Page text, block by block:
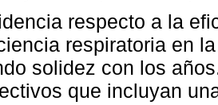
respecto a la
respiratoria en
solidez con los
que incluyan